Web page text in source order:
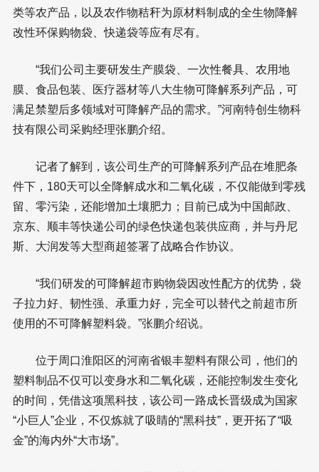
类等农产品，以及农作物秸秆为原材料制成的全生物降解
改性环保购物袋、快递袋等应有尽有。
“我们公司主要研发生产膜袋、一次性餐具、农用地
膜、食品包装、医疗器材等八大生物可降解系列产品，可
满足禁塑后多领域对可降解产品的需求。”河南特创生物科
技有限公司采购经理张鹏介绍。
记者了解到，该公司生产的可降解系列产品在堆肥条
件下，180天可以全降解成水和二氧化碳，不仅能做到零残
留、零污染，还能增加土壤肥力；目前已成为中国邮政、
京东、顺丰等快递公司的绿色快递包装供应商，并与丹尼
斯、大润发等大型商超签署了战略合作协议。
“我们研发的可降解超市购物袋因改性配方的优势，袋
子拉力好、韧性强、承重力好，完全可以替代之前超市所
使用的不可降解塑料袋。”张鹏介绍说。
位于周口淮阳区的河南省银丰塑料有限公司，他们的
塑料制品不仅可以变身水和二氧化碳，还能控制发生变化
的时间，凭借这项黑科技，该公司一路成长晋级成为国家
“小巨人”企业，不仅炼就了吸睛的“黑科技”，更开拓了“吸
金”的海内外“大市场”。